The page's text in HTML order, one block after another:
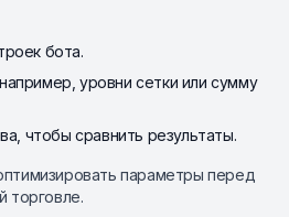
бота.
уровни сетки или сумму
чтобы сравнить результаты.
параметры перед
торговле.